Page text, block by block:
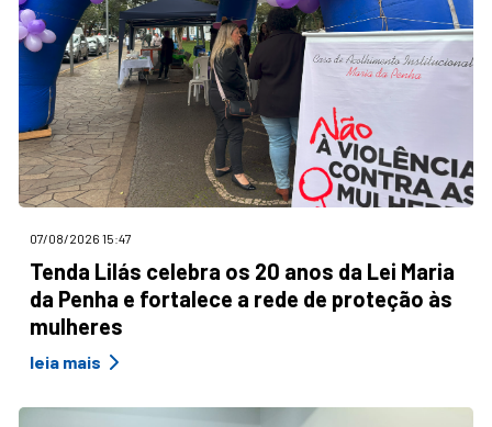
07/08/2026 15:47
Tenda Lilás celebra os 20 anos da Lei Maria
da Penha e fortalece a rede de proteção às
mulheres
leia mais